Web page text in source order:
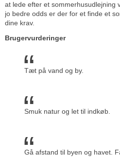
at lede efter et sommerhusudlejning
jo bedre odds er der for et finde et
dine krav.
Brugervurderinger
Tæt på vand og by.
Smuk natur og let til indkøb.
Gå afstand til byen og havet.